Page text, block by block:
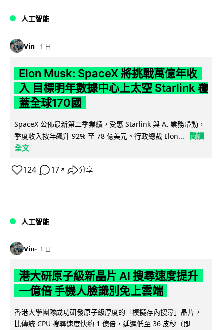
人工智能
Vin 1 日
Elon Musk: SpaceX 將挑戰萬億年收
入 目標明年數據中心上太空 Starlink 覆
蓋全球170國
SpaceX 公佈最新第二季業績，受惠 Starlink 與 AI 業務帶動，
季度收入按年飆升 92% 至 78 億美元。行政總裁 Elon...
閱讀
全文
124 17 ↗ 分享
人工智能
Vin 1 日
港大研原子級新晶片 AI 搜尋速度提升
一億倍 手機人臉識別免上雲端
香港大學團隊成功研發原子級厚度的「模擬存內搜尋」晶片，
比傳統 CPU 搜尋速度快約 1 億倍，延遲低至 36 皮秒（即